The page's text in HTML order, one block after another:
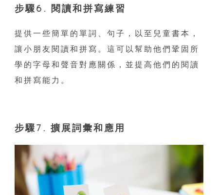
步驟6. 閱讀和拼寫練習
提供一些簡單的單詞、句子，以至兒童書本，
讓小朋友閱讀和拼寫。這可以幫助他們鞏固所
學的字母和聲音對應關係，並提高他們的閱讀
和拼寫能力。
步驟7. 擴展詞彙和應用